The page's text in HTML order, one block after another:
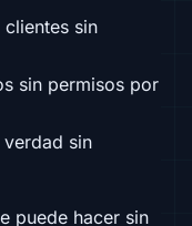
sin
sin permisos por
verdad sin
puede hacer sin